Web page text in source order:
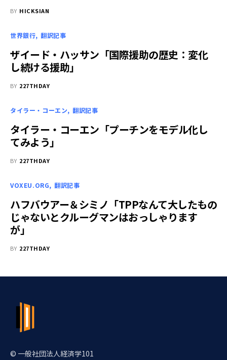
BY HICKSIAN
世界銀行 翻訳記事
ザイード・ハッサン「国際援助の歴史：変化
し続ける援助」
BY 227THDAY
タイラー・コーエン 翻訳記事
タイラー・コーエン「プーチンをモデル化し
てみよう」
BY 227THDAY
VOXEU.ORG 翻訳記事
ハフバウアー＆シミノ「TPPなんて大したもの
じゃないとクルーグマンはおっしゃります
が」
BY 227THDAY
© 一般社団法人経済学101